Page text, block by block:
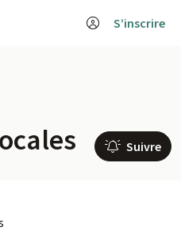
S’inscrire
Suivre